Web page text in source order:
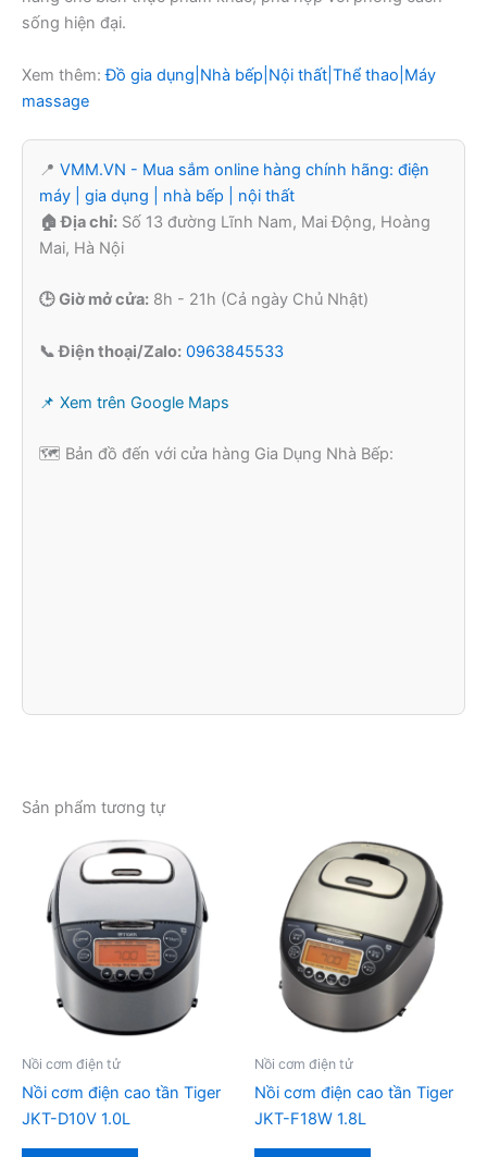
sống hiện đại.
Xem thêm:Đồ gia dụng|Nhà bếp|Nội thất|Thể thao|Máy
massage
📍 VMM.VN - Mua sắm online hàng chính hãng: điện
máy | gia dụng | nhà bếp | nội thất
🏠 Địa chỉ: Số 13 đường Lĩnh Nam, Mai Động, Hoàng
Mai, Hà Nội
🕒 Giờ mở cửa: 8h - 21h (Cả ngày Chủ Nhật)
📞 Điện thoại/Zalo: 0963845533
📌 Xem trên Google Maps
🗺️ Bản đồ đến với cửa hàng Gia Dụng Nhà Bếp:
Sản phẩm tương tự
Nồi cơm điện tử
Nồi cơm điện cao tần Tiger
JKT-D10V 1.0L
Nồi cơm điện tử
Nồi cơm điện cao tần Tiger
JKT-F18W 1.8L